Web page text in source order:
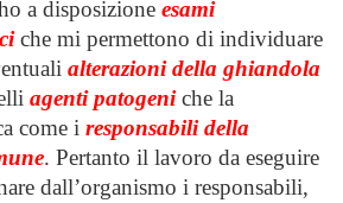
a disposizione esami
che mi permettono di individuare
alterazioni della ghiandola
agenti patogeniche la
come i responsabili della
. Pertanto il lavoro da eseguire
dall’organismo i responsabili,